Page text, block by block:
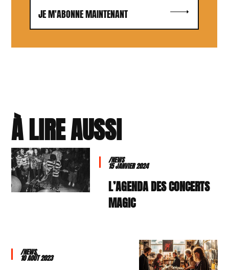
JE M'ABONNE MAINTENANT
À LIRE AUSSI
/NEWS
15 JANVIER 2024
L’AGENDA DES CONCERTS
MAGIC
/NEWS
10 AOÛT 2023